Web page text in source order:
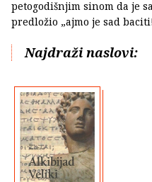
petogodišnjim sinom da je
predložio „ajmo je sad
Najdraži naslovi: